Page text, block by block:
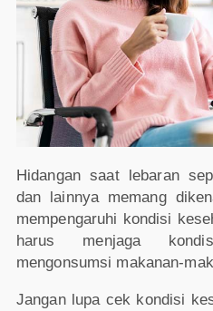
Hidangan saat lebaran
dan lainnya memang
mempengaruhi kondisi
harus menjaga
mengonsumsi makanan-
Jangan lupa cek kondisi